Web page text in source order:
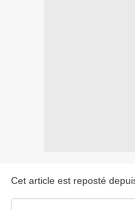
Cet article est reposté